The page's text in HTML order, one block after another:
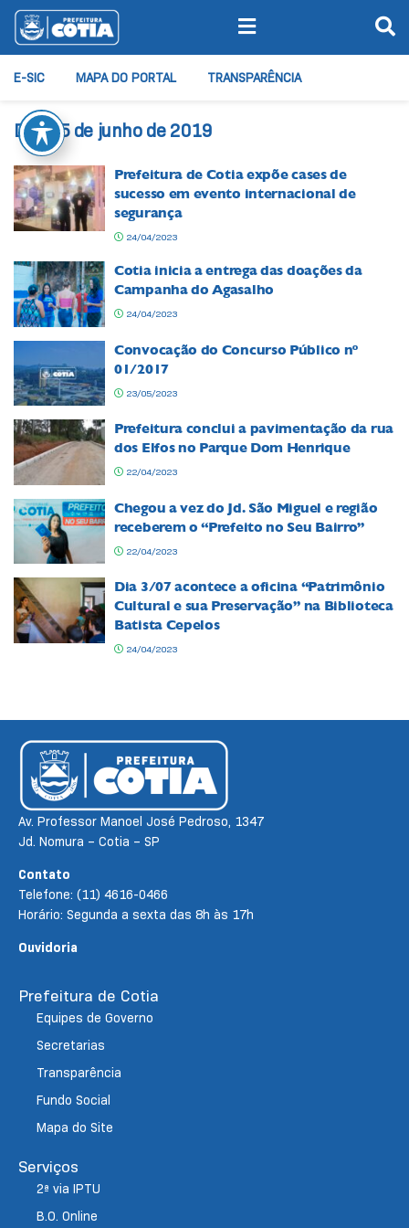
E-SIC MAPA DO PORTAL TRANSPARÊNCIA
Dia:25 de junho de 2019
Prefeitura de Cotia expõe cases de
sucesso em evento internacional de
segurança
24/04/2023
Cotia inicia a entrega das doações da
Campanha do Agasalho
24/04/2023
Convocação do Concurso Público nº
01/2017
23/05/2023
Prefeitura conclui a pavimentação da rua
dos Elfos no Parque Dom Henrique
22/04/2023
Chegou a vez do Jd. São Miguel e região
receberem o “Prefeito no Seu Bairro”
22/04/2023
Dia 3/07 acontece a oficina “Patrimônio
Cultural e sua Preservação” na Biblioteca
Batista Cepelos
24/04/2023
Av. Professor Manoel José Pedroso, 1347
Jd. Nomura – Cotia – SP
Contato
Telefone: (11) 4616-0466
Horário: Segunda a sexta das 8h às 17h
Ouvidoria
Prefeitura de Cotia
Equipes de Governo
Secretarias
Transparência
Fundo Social
Mapa do Site
Serviços
2ª via IPTU
B.O. Online